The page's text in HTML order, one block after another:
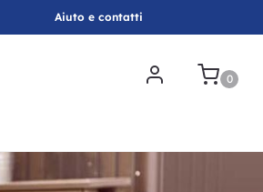
Aiuto e contatti
0